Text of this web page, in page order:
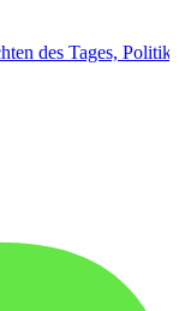
des Tages, Politik